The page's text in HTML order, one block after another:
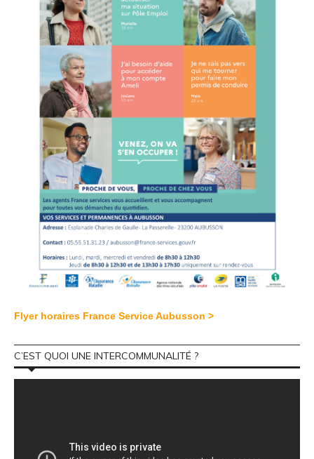
Flyer horaires France Service Aubusson >
C’EST QUOI UNE INTERCOMMUNALITÉ ?